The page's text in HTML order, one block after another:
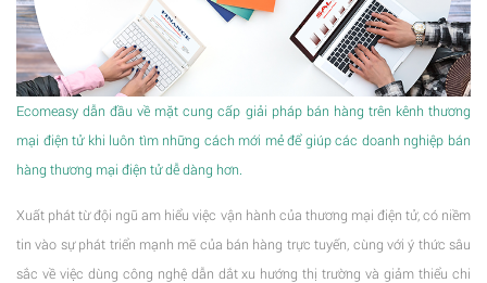
Ecomeasy dẫn đầu về mặt cung cấp giải pháp bán hàng trên kênh thương
mại điện tử khi luôn tìm những cách mới mẻ để giúp các doanh nghiệp bán
hàng thương mại điện tử dễ dàng hơn.
Xuất phát từ đội ngũ am hiểu việc vận hành của thương mại điện tử, có niềm
tin vào sự phát triển mạnh mẽ của bán hàng trực tuyến, cùng với ý thức sâu
sắc về việc dùng công nghệ dẫn dắt xu hướng thị trường và giảm thiểu chi